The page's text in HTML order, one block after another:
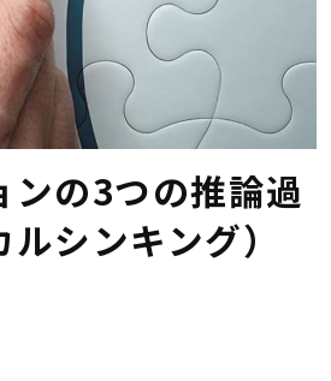
の3つの推論過
シンキング）